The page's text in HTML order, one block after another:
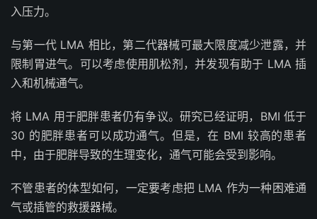
入压力。
与第一代 LMA 相比，第二代器械可最大限度减少泄露，并
限制胃进气。可以考虑使用肌松剂，并发现有助于 LMA 插
入和机械通气。
将 LMA 用于肥胖患者仍有争议。研究已经证明，BMI 低于
30 的肥胖患者可以成功通气。但是，在 BMI 较高的患者
中，由于肥胖导致的生理变化，通气可能会受到影响。
不管患者的体型如何，一定要考虑把 LMA 作为一种困难通
气或插管的救援器械。